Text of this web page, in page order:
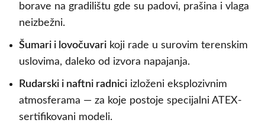
borave na gradilištu gde su padovi, prašina i vlaga
neizbežni.
Šumari i lovočuvari koji rade u surovim terenskim
uslovima, daleko od izvora napajanja.
Rudarski i naftni radnici izloženi eksplozivnim
atmosferama — za koje postoje specijalni ATEX-
sertifikovani modeli.